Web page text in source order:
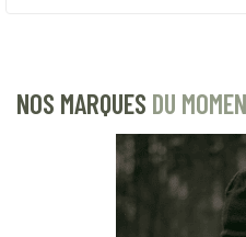
NOS MARQUES DU